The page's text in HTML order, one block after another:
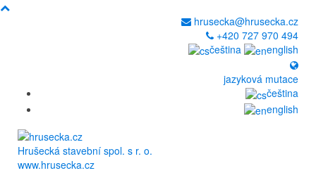
hrusecka@hrusecka.cz
+420 727 970 494
čeština
english
jazyková mutace
čeština
english
Hrušecká stavební spol. s r. o.
www.hrusecka.cz